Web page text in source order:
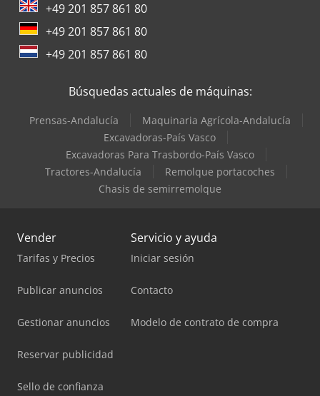
+49 201 857 861 80
+49 201 857 861 80
+49 201 857 861 80
Búsquedas actuales de máquinas:
Prensas-Andalucía
Maquinaria Agrícola-Andalucía
Excavadoras-País Vasco
Excavadoras Para Trasbordo-País Vasco
Tractores-Andalucía
Remolque portacoches
Chasis de semirremolque
Vender
Tarifas y Precios
Publicar anuncios
Gestionar anuncios
Reservar publicidad
Sello de confianza
Servicio y ayuda
Iniciar sesión
Contacto
Modelo de contrato de compra